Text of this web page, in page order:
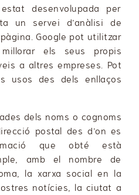
desenvolupada per
un servei d’anàlisi de
Google pot utilitzar
els seus propis
a altres empreses. Pot
usos des dels enllaços
dels noms o cognoms
postal des d’on es
que obté està
amb el nombre de
la xarxa social en la
notícies, la ciutat a